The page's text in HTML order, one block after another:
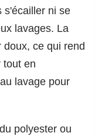
s'écailler ni se
lavages. La
ce qui rend
tout en
lavage pour
polyester ou